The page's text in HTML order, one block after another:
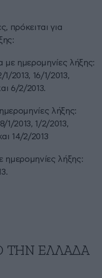
πρόκειται για
με ημερομηνίες λήξης:
1/2013, 16/1/2013,
6/2/2013.
λήξης:
1/2013, 1/2/2013,
14/2/2013
ημερομηνίες λήξης:
ΤΗΝ ΕΛΛΑΔΑ